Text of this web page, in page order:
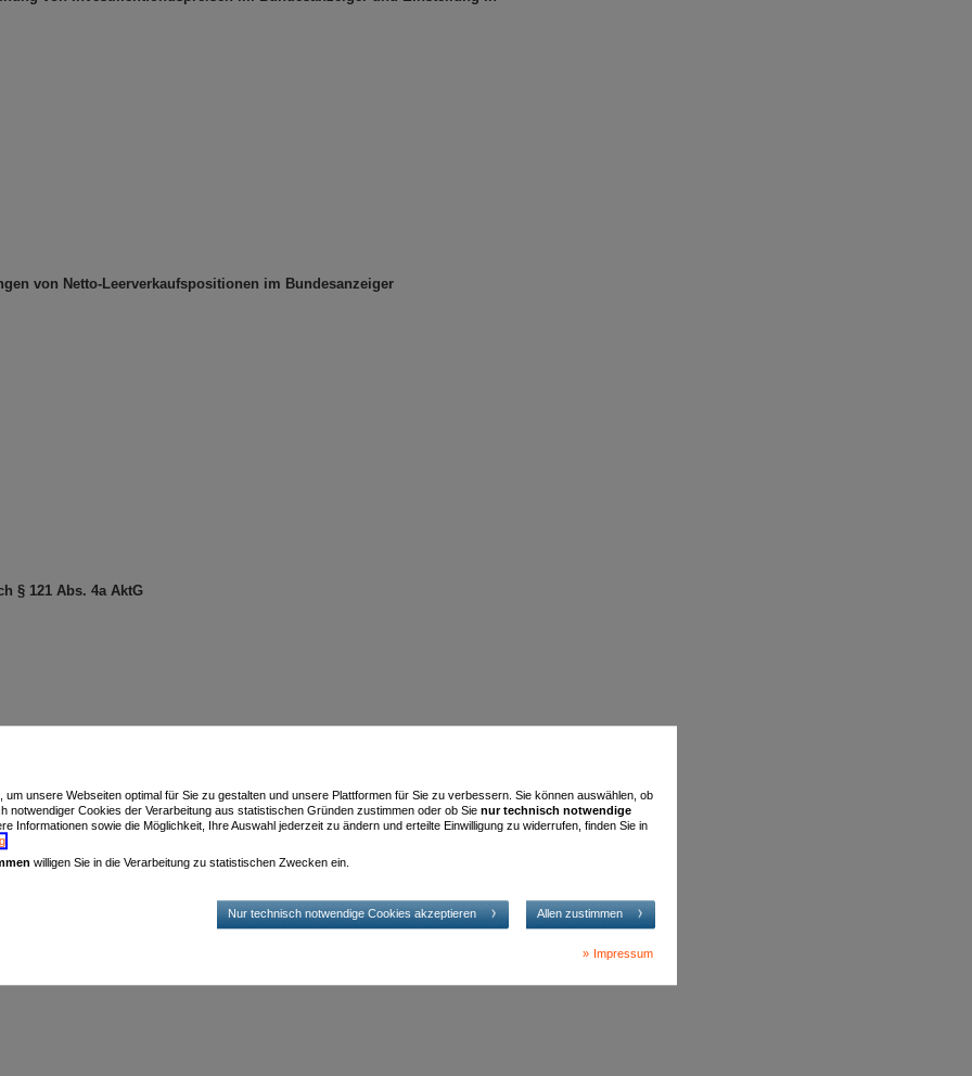
von Netto-Leerverkaufspositionen im Bundesanzeiger
§ 121 Abs. 4a AktG
Musterverfahrensgesetz“
unsere Webseiten optimal für Sie zu gestalten und unsere Plattformen für Sie zu verbessern. Sie können auswählen, ob
notwendiger Cookies der Verarbeitung aus statistischen Gründen zustimmen oder ob Sie nur technisch notwendige
Informationen sowie die Möglichkeit, Ihre Auswahl jederzeit zu ändern und erteilte Einwilligung zu widerrufen, finden Sie in
.
willigen Sie in die Verarbeitung zu statistischen Zwecken ein.
Nur technisch notwendige Cookies akzeptieren Allen zustimmen
Impressum